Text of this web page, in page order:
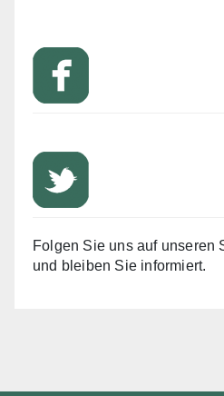
Folgen Sie uns auf unseren
und bleiben Sie informiert.